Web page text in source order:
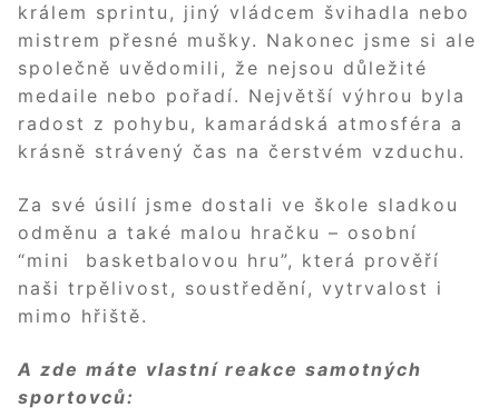
králem sprintu, jiný vládcem švihadla nebo
mistrem přesné mušky. Nakonec jsme si ale
společně uvědomili, že nejsou důležité
medaile nebo pořadí. Největší výhrou byla
radost z pohybu, kamarádská atmosféra a
krásně strávený čas na čerstvém vzduchu.
Za své úsilí jsme dostali ve škole sladkou
odměnu a také malou hračku – osobní
“mini basketbalovou hru”, která prověří
naši trpělivost, soustředění, vytrvalost i
mimo hřiště.
A zde máte vlastní reakce samotných
sportovců: